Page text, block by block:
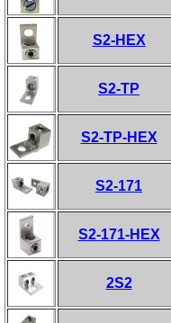
S2-HEX
S2-TP
S2-TP-HEX
S2-171
S2-171-HEX
2S2